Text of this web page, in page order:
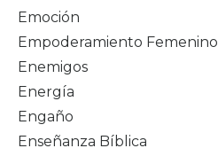
Emoción
Empoderamiento Femenino
Enemigos
Energía
Engaño
Enseñanza Bíblica